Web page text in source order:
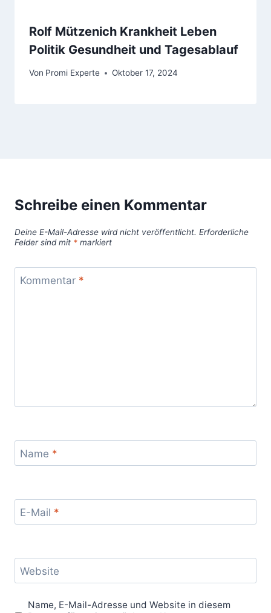
Rolf Mützenich Krankheit Leben
Politik Gesundheit und Tagesablauf
Von Promi Experte Oktober 17, 2024
Schreibe einen Kommentar
Deine E-Mail-Adresse wird nicht veröffentlicht. Erforderliche
Felder sind mit * markiert
Kommentar *
Name *
E-Mail *
Website
Name, E-Mail-Adresse und Website in diesem